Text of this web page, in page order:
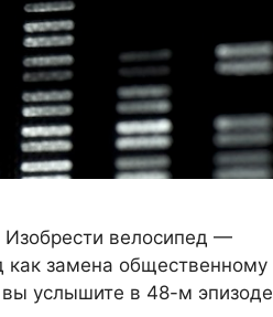
велосипед —
замена общественному
услышите в 48-м эпизоде